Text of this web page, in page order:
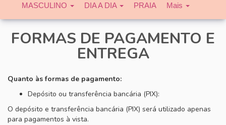
INFANTIL
MODELADORES
CAMISETAS
MASCULINO
DIA A DIA
MASCULINO DIA A DIA PRAIA Mais
FORMAS DE PAGAMENTO E
ENTREGA
Quanto às formas de pagamento:
Depósito ou transferência bancária (PIX):
O depósito e transferência bancária (PIX) será utilizado apenas
para pagamentos à vista.